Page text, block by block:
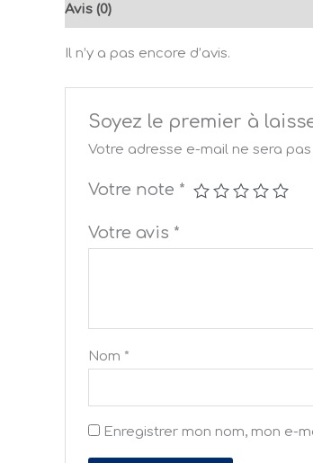
Avis (0)
Il n’y a pas encore d’avis.
Soyez le premier à
Votre adresse e-mail ne sera
Votre note *
Votre avis *
Nom *
Enregistrer mon nom, mon e-